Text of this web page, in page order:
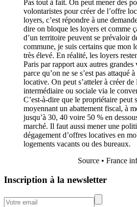
Pas tout à fait. On peut mener des
volontaristes pour créer de l’offre
loyers, c’est répondre à une
dire on bloque les loyers et comme
d’un territoire peuvent se prévaloir
commune, je suis certains que mon
très élevé. En réalité, les loyers
Paris par rapport aux autres grandes
parce qu’on ne se s’est pas attaqué
locative. On peut s’atteler à créer
intermédiaire ou sociale via le
C’est-à-dire que le propriétaire peut
moyennant un abattement fiscal, à
jusqu’à 30, 40 voire 50 % en
marché. Il faut aussi mener une
dégagement d’offres locatives en
logements vacants ou des bureaux.
Source • France
Inscription à la newsletter